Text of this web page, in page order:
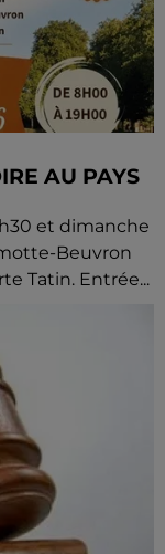
AU PAYS
et dimanche
Beuvron
Tatin. Entrée...